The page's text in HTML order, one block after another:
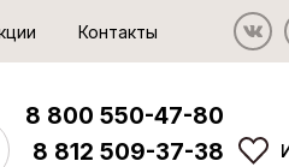
Контакты
8 800 550-47-80
8 812 509-37-38